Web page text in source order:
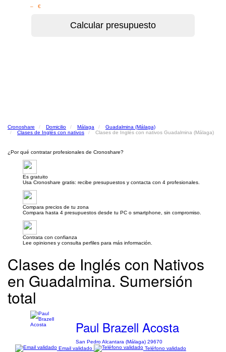
– €
Cronoshare Domicilio Málaga
Guadalmina (Málaga)
Clases de Inglés con nativos
Clases de Inglés con nativos Guadalmina (Málaga)
¿Por qué contratar profesionales de Cronoshare?
Es gratuito
Usa Cronoshare gratis: recibe presupuestos y contacta con 4 profesionales.
Compara precios de tu zona
Compara hasta 4 presupuestos desde tu PC o smartphone, sin compromiso.
Contrata con confianza
Lee opiniones y consulta perfiles para más información.
Clases de Inglés con Nativos
en Guadalmina. Sumersión
total
Paul Brazell Acosta
San Pedro Alcantara (Málaga) 29670
Email validado
Teléfono validado